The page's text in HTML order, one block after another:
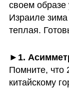
своем образе
Израиле зима
теплая.
►1.
Помните, что
китайскому